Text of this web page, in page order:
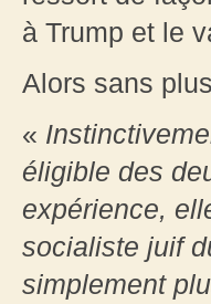
à Trump et le
Alors sans
«
éligible des
expérience,
socialiste juif
simplement